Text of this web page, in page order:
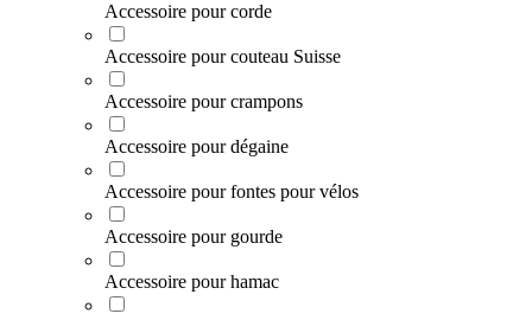
Accessoire pour corde
Accessoire pour couteau Suisse
Accessoire pour crampons
Accessoire pour dégaine
Accessoire pour fontes pour vélos
Accessoire pour gourde
Accessoire pour hamac